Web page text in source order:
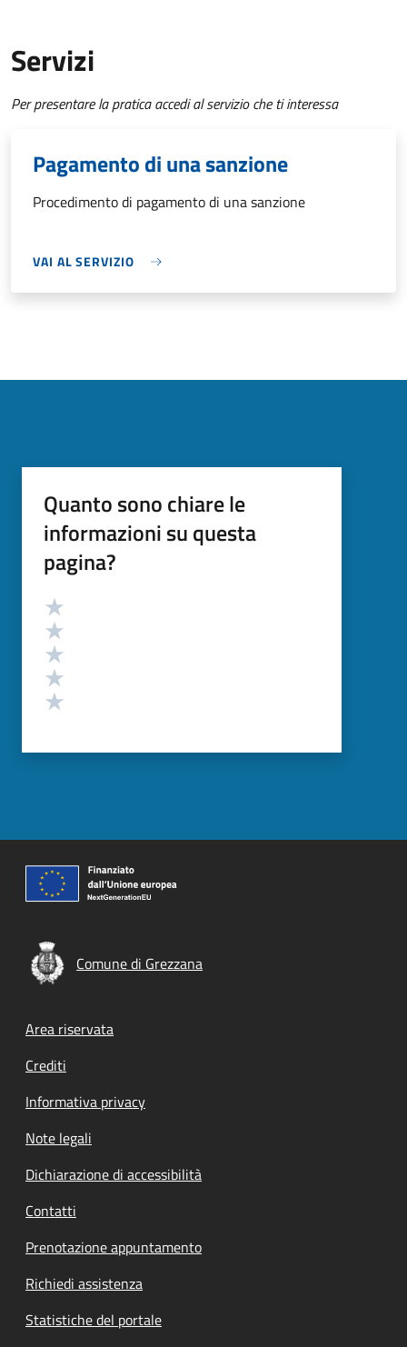
Servizi
Per presentare la pratica accedi al servizio che ti interessa
Pagamento di una sanzione
Procedimento di pagamento di una sanzione
VAI AL SERVIZIO
Quanto sono chiare le
informazioni su questa
pagina?
Valutazione
Comune di Grezzana
Footer menu
Area riservata
Crediti
Informativa privacy
Note legali
Dichiarazione di accessibilità
Contatti
Prenotazione appuntamento
Richiedi assistenza
Statistiche del portale